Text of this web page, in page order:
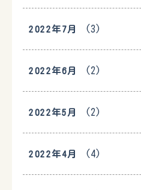
2022年7月 (3)
2022年6月 (2)
2022年5月 (2)
2022年4月 (4)